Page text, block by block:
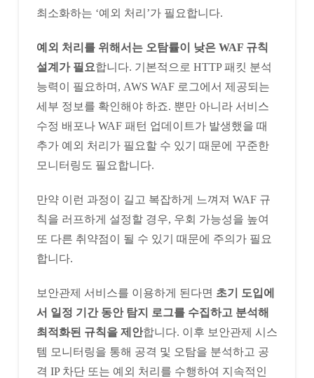
최소화하는 ‘예외 처리’가 필요합니다.
예외 처리를 위해서는 오탐률이 낮은 WAF 규칙
설계가 필요합니다. 기본적으로 HTTP 패킷 분석
능력이 필요하며, AWS WAF 로그에서 제공되는
세부 정보를 확인해야 하죠. 뿐만 아니라 서비스
수정 배포나 WAF 패턴 업데이트가 발생했을 때
추가 예외 처리가 필요할 수 있기 때문에 꾸준한
모니터링도 필요합니다.
만약 이런 과정이 길고 복잡하게 느껴져 WAF 규
칙을 러프하게 설정할 경우, 우회 가능성을 높여
또 다른 취약점이 될 수 있기 때문에 주의가 필요
합니다.
보안관제 서비스를 이용하게 된다면 초기 도입에
서 일정 기간 동안 탐지 로그를 수집하고 분석해
최적화된 규칙을 제안합니다. 이후 보안관제 시스
템 모니터링을 통해 공격 및 오탐을 분석하고 공
격 IP 차단 또는 예외 처리를 수행하여 지속적인